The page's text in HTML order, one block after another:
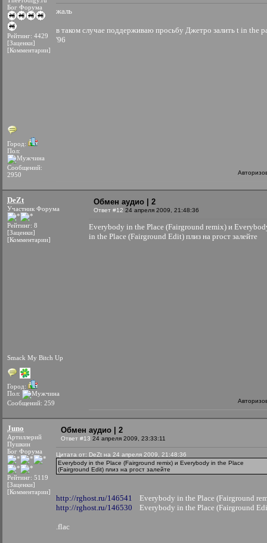
Бог Форума
Рейтинг: 4429
[Заценки]
[Комментарии]
Город:
Пол:
Сообщений:
2950
жаль
в таком случае поддерживаю просьбу Джетро залить t in the
'96
DeZt
Участник Форума
Рейтинг: 8
[Заценки]
[Комментарии]
Smack My Bitch Up
Город:
Пол:
Сообщений: 259
Обмен аудио | 2
Ответ #12 24 апреля 2009, 21:48:36
Everybody in the Place (Fairground remix) и
in the Place (Fairground Edit) плиз на ргост залейте
Juno
Артиллерий
Пушкин
Бог Форума
Рейтинг: 5119
[Заценки]
[Комментарии]
Обмен аудио | 2
Ответ #13 24 апреля 2009, 23:33:11
Цитата от: DeZt на 24 апреля 2009, 21:48:36
Everybody in the Place (Fairground remix) и Everybody in the Place
(Fairground Edit) плиз на ргост залейте
http://rghost.ru/146541 Everybody in the Place (Fairground
http://rghost.ru/146530 Everybody in the Place (Fairground
.flac